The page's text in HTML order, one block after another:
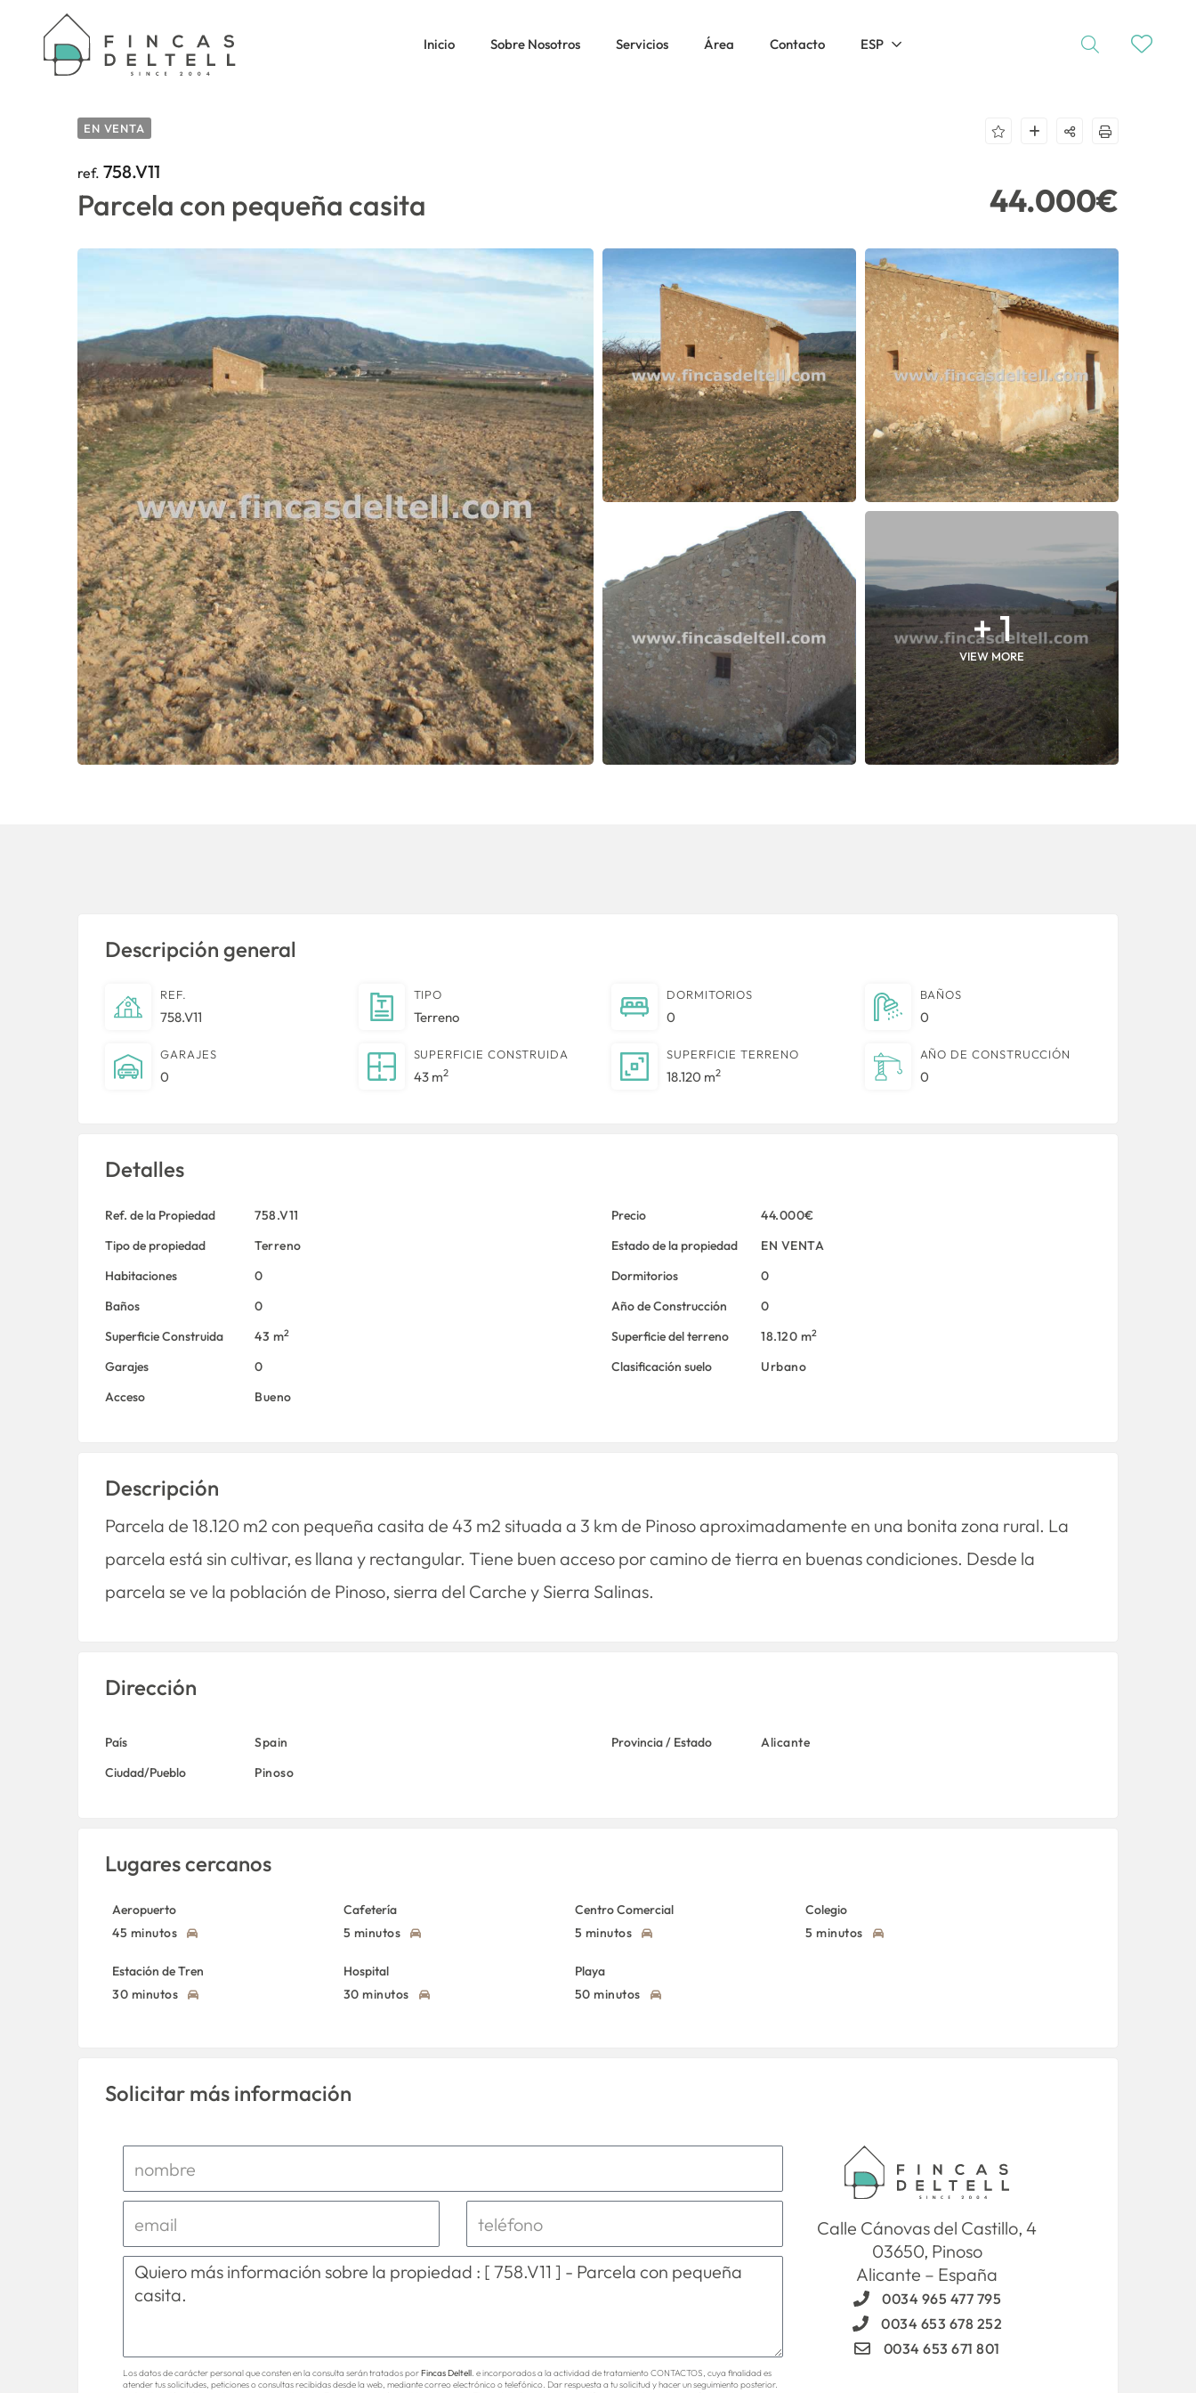
Inicio Sobre Nosotros Servicios Área Contacto ESP
HOME / PROPERTIES /
EN VENTA
ref. 758.V11
Parcela con pequeña casita 44.000€
+ 1
VIEW MORE
Descripción general
REF.
758.V11
TIPO
Terreno
DORMITORIOS
0
BAÑOS
0
GARAJES
0
SUPERFICIE CONSTRUIDA
43 m2
SUPERFICIE TERRENO
18.120 m2
AÑO DE CONSTRUCCIÓN
0
Detalles
Ref. de la Propiedad 758.V11 Precio
44.000€
Tipo de propiedad
Terreno Estado de la propiedad
EN VENTA
Habitaciones
0 Dormitorios
0
Baños
0 Año de Construcción
0
Superficie Construida
43 m2 Superficie del terreno 18.120 m2
Garajes 0 Clasificación suelo
Urbano
Acceso
Bueno
Descripción
Parcela de 18.120 m2 con pequeña casita de 43 m2 situada a 3 km de Pinoso aproximadamente en una bonita zona rural. La
parcela está sin cultivar, es llana y rectangular. Tiene buen acceso por camino de tierra en buenas condiciones. Desde la
parcela se ve la población de Pinoso, sierra del Carche y Sierra Salinas.
Dirección
País Spain Provincia / Estado
Alicante
Ciudad/Pueblo
Pinoso
Lugares cercanos
Aeropuerto
45 minutos
Cafetería
5 minutos
Centro Comercial
5 minutos
Colegio
5 minutos
Estación de Tren
30 minutos
Hospital
30 minutos
Playa
50 minutos
Solicitar más información
Los datos de carácter personal que consten en la consulta serán tratados porFincas Deltell. e incorporados a la actividad de tratamiento CONTACTOS, cuya finalidad es
atender tus solicitudes, peticiones o consultas recibidas desde la web, mediante correo electrónico o telefónico. Dar respuesta a tu solicitud y hacer un seguimiento posterior.
Calle Cánovas del Castillo, 4
03650, Pinoso
Alicante – España
0034 965 477 795
0034 653 678 252
0034 653 671 801